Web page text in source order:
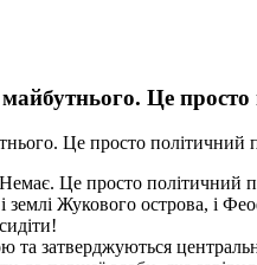
Це просто
Це просто політичний
землі Жукового острова, і
та затверджуються